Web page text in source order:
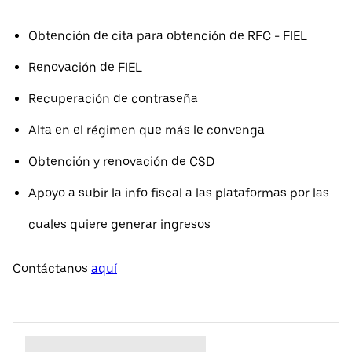
Obtención de cita para obtención de RFC - FIEL
Renovación de FIEL
Recuperación de contraseña
Alta en el régimen que más le convenga
Obtención y renovación de CSD
Apoyo a subir la info fiscal a las plataformas por las
cuales quiere generar ingresos
Contáctanos aquí